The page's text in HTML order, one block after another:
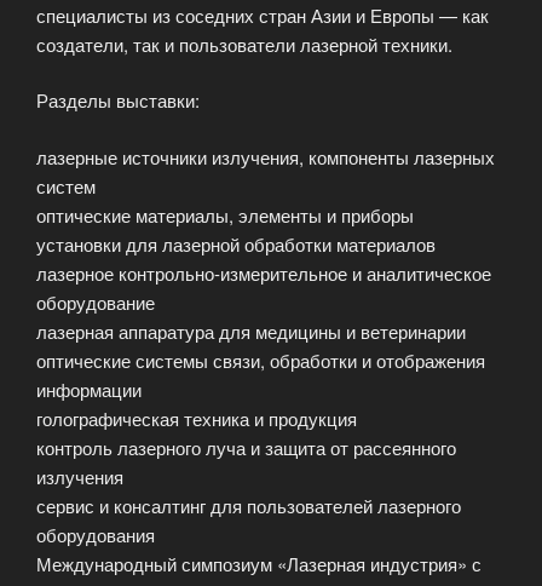
специалисты из соседних стран Азии и Европы — как
создатели, так и пользователи лазерной техники.
Разделы выставки:
лазерные источники излучения, компоненты лазерных
систем
оптические материалы, элементы и приборы
установки для лазерной обработки материалов
лазерное контрольно-измерительное и аналитическое
оборудование
лазерная аппаратура для медицины и ветеринарии
оптические системы связи, обработки и отображения
информации
голографическая техника и продукция
контроль лазерного луча и защита от рассеянного
излучения
сервис и консалтинг для пользователей лазерного
оборудования
Международный симпозиум «Лазерная индустрия» с